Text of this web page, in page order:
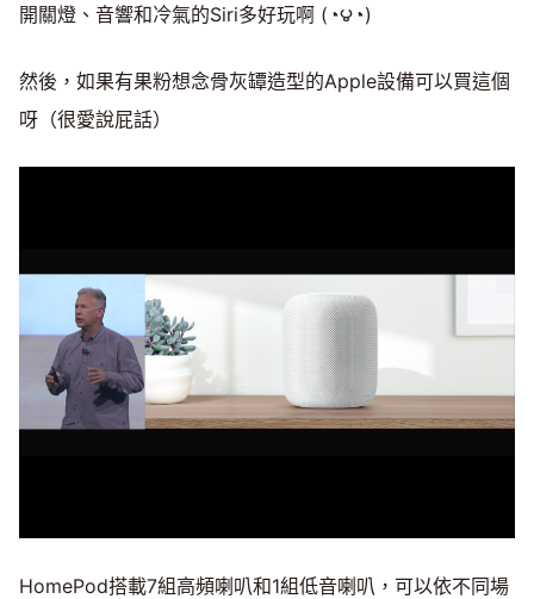
開關燈、音響和冷氣的Siri多好玩啊 (◔౪◔)
然後，如果有果粉想念骨灰罈造型的Apple設備可以買這個
呀（很愛說屁話）
HomePod搭載7組高頻喇叭和1組低音喇叭，可以依不同場